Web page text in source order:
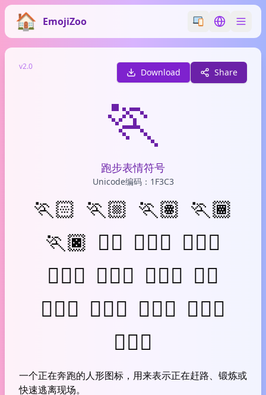
EmojiZoo Switch emoji
Switch
v2.0
Download Share
🏃
跑步表情符号
Unicode编码：1F3C3
🏃🏻 🏃🏼 🏃🏽 🏃🏾
🏃🏿 🏃‍♂️ 🏃🏻‍♂️ 🏃🏼‍♂️
🏃🏽‍♂️ 🏃🏾‍♂️ 🏃🏿‍♂️ 🏃‍♀️
🏃🏻‍♀️ 🏃🏼‍♀️ 🏃🏽‍♀️ 🏃🏾‍♀️
🏃🏿‍♀️
一个正在奔跑的人形图标，用来表示正在赶路、锻炼或
快速逃离现场。